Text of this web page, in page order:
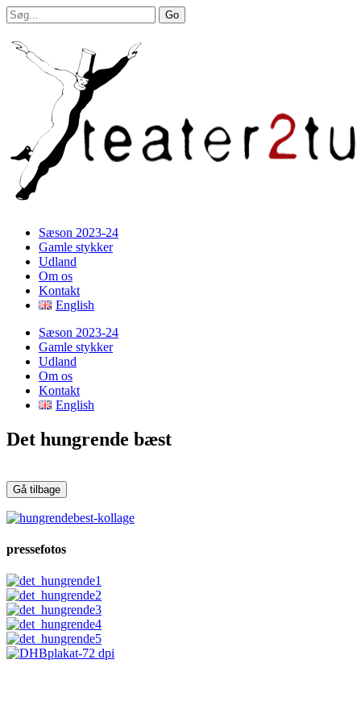
Sæson 2023-24
Gamle stykker
Udland
Om os
Kontakt
English
Sæson 2023-24
Gamle stykker
Udland
Om os
Kontakt
English
Det hungrende bæst
pressefotos